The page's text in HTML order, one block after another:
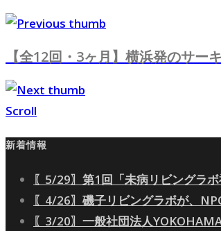
【全12回・3ヶ月】横浜発のサ
Scroll
新着情報
〖5/29〗第1回「未病リビングラ
〖4/26〗磯子リビングラボが、
〖3/20〗一般社団法人